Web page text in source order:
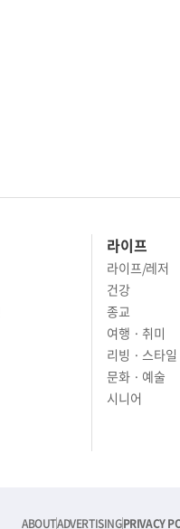
라이프
라이프/레저
건강
종교
여행 · 취미
리빙 · 스타일
문화 · 예술
시니어
ABOUTADVERTISINGPRIVACY